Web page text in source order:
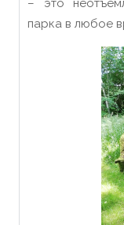
парка в любое